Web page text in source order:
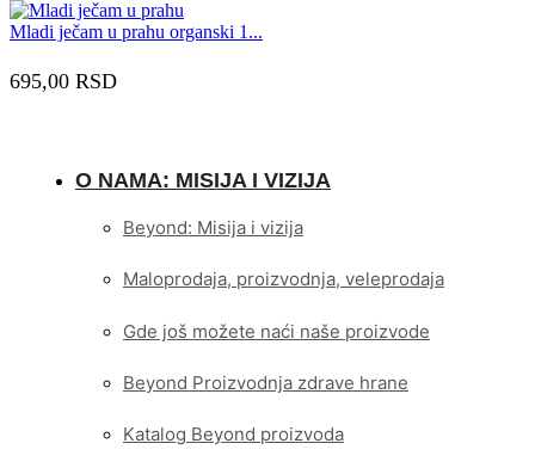
Mladi ječam u prahu organski 1...
695,00 RSD
O NAMA: MISIJA I VIZIJA
Beyond: Misija i vizija
Maloprodaja, proizvodnja, veleprodaja
Gde još možete naći naše proizvode
Beyond Proizvodnja zdrave hrane
Katalog Beyond proizvoda